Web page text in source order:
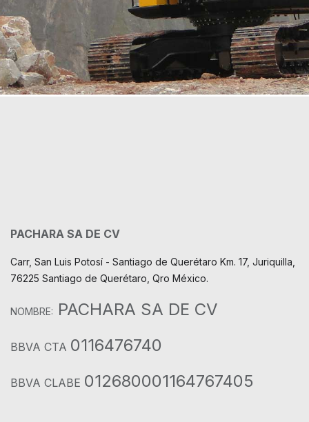
PACHARA SA DE CV
Carr, San Luis Potosí - Santiago de Querétaro Km. 17, Juriquilla,
76225 Santiago de Querétaro, Qro México.
NOMBRE: PACHARA SA DE CV
BBVA CTA 0116476740
BBVA CLABE 012680001164767405